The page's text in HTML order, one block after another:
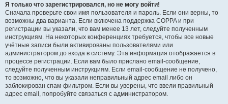
Я только что зарегистрировался, но не могу войти!
Сначала проверьте свои имя пользователя и пароль. Если они верны, то
возможны два варианта. Если включена поддержка COPPA и при
регистрации вы указали, что вам менее 13 лет, следуйте полученным
инструкциям. На некоторых конференциях требуется, чтобы все новые
учётные записи были активированы пользователями или
администратором до входа в систему. Эта информация отображается в
процессе регистрации. Если вам было прислано email-сообщение,
следуйте полученным инструкциям. Если email-сообщение не получено,
то возможно, что вы указали неправильный адрес email либо он
заблокирован спам-фильтром. Если вы уверены, что ввели правильный
адрес email, попробуйте связаться с администратором.